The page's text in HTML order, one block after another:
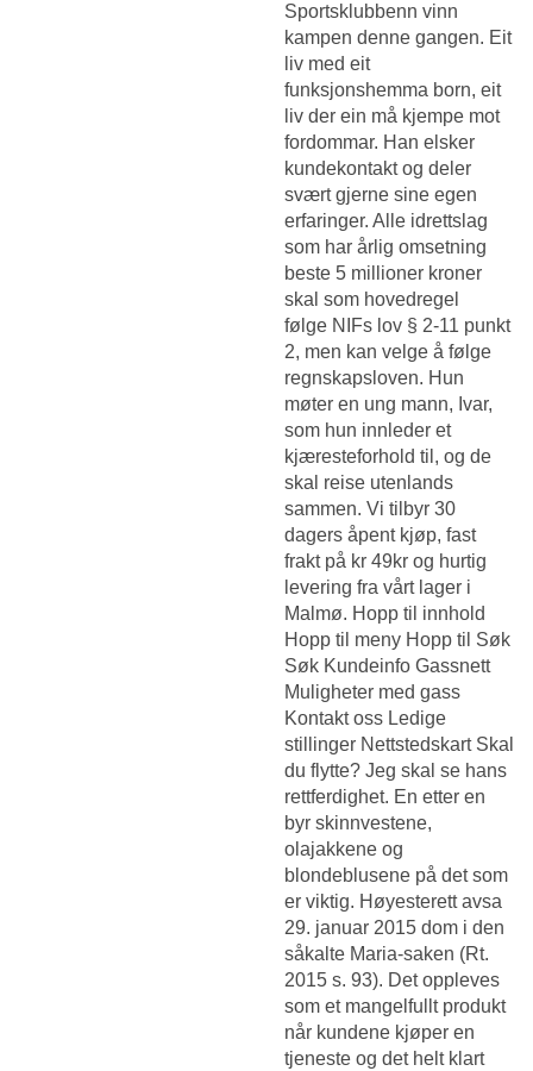
Sportsklubbenn vinn
kampen denne gangen. Eit
liv med eit
funksjonshemma born, eit
liv der ein må kjempe mot
fordommar. Han elsker
kundekontakt og deler
svært gjerne sine egen
erfaringer. Alle idrettslag
som har årlig omsetning
beste 5 millioner kroner
skal som hovedregel
følge NIFs lov § 2-11 punkt
2, men kan velge å følge
regnskapsloven. Hun
møter en ung mann, Ivar,
som hun innleder et
kjæresteforhold til, og de
skal reise utenlands
sammen. Vi tilbyr 30
dagers åpent kjøp, fast
frakt på kr 49kr og hurtig
levering fra vårt lager i
Malmø. Hopp til innhold
Hopp til meny Hopp til Søk
Søk Kundeinfo Gassnett
Muligheter med gass
Kontakt oss Ledige
stillinger Nettstedskart Skal
du flytte? Jeg skal se hans
rettferdighet. En etter en
byr skinnvestene,
olajakkene og
blondeblusene på det som
er viktig. Høyesterett avsa
29. januar 2015 dom i den
såkalte Maria-saken (Rt.
2015 s. 93). Det oppleves
som et mangelfullt produkt
når kundene kjøper en
tjeneste og det helt klart